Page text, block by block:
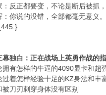
：反正都要变，不论是断后被抓
：你说的没错，全部都毫无意义。
幕独白：正在战场上英勇作战的
拥有怎样的牛逼的4090显卡和超
过着怎样经验十足的KZ身法和丰
被刀刃刺穿身体没有区别